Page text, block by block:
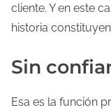
cliente. Y en este
historia
Sin
Esa es la función